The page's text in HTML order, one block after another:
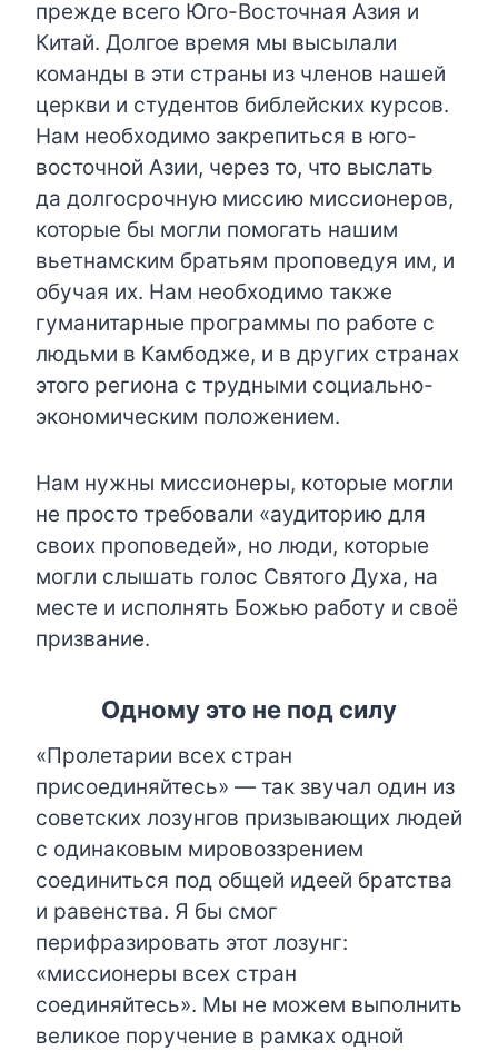
прежде всего Юго-Восточная Азия и
Китай. Долгое время мы высылали
команды в эти страны из членов нашей
церкви и студентов библейских курсов.
Нам необходимо закрепиться в юго-
восточной Азии, через то, что выслать
да долгосрочную миссию миссионеров,
которые бы могли помогать нашим
вьетнамским братьям проповедуя им, и
обучая их. Нам необходимо также
гуманитарные программы по работе с
людьми в Камбодже, и в других странах
этого региона с трудными социально-
экономическим положением.
Нам нужны миссионеры, которые могли
не просто требовали «аудиторию для
своих проповедей», но люди, которые
могли слышать голос Святого Духа, на
месте и исполнять Божью работу и своё
призвание.
Одному это не под силу
«Пролетарии всех стран
присоединяйтесь» — так звучал один из
советских лозунгов призывающих людей
с одинаковым мировоззрением
соединиться под общей идеей братства
и равенства. Я бы смог
перифразировать этот лозунг:
«миссионеры всех стран
соединяйтесь». Мы не можем выполнить
великое поручение в рамках одной